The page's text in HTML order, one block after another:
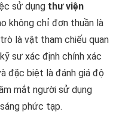
sử dụng thư viện
không chỉ đơn thuần là
là vật tham chiếu quan
sư xác định chính xác
đặc biệt là đánh giá độ
mắt người sử dụng
phức tạp.